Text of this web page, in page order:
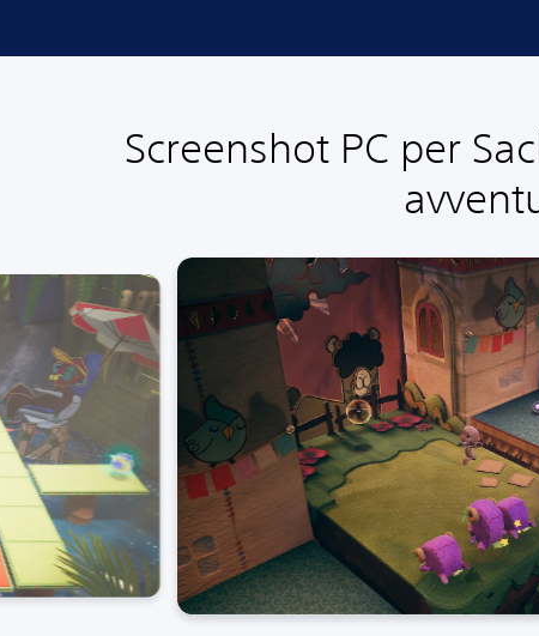
Screenshot PC per